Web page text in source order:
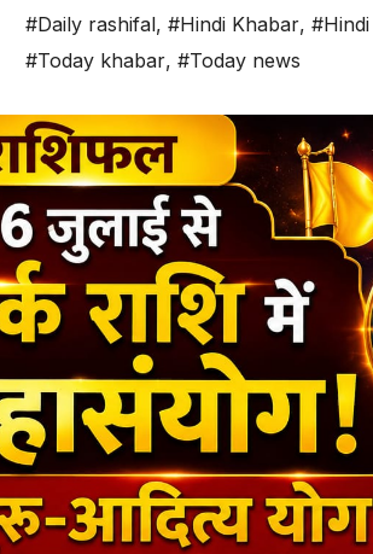
#Daily rashifal, #Hindi Khabar,
#Today khabar, #Today news